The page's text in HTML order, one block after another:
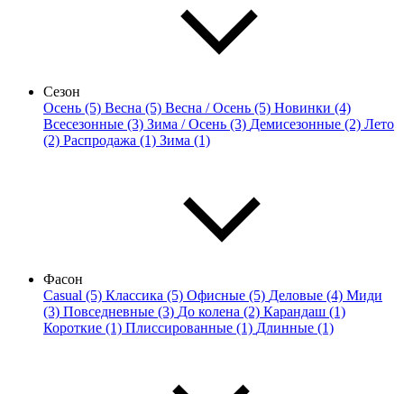
Сезон
Осень (5) Весна (5) Весна / Осень (5) Новинки (4)
Всесезонные (3) Зима / Осень (3) Демисезонные (2) Лето
(2) Распродажа (1) Зима (1)
Фасон
Casual (5) Классика (5) Офисные (5) Деловые (4) Миди
(3) Повседневные (3) До колена (2) Карандаш (1)
Короткие (1) Плиссированные (1) Длинные (1)